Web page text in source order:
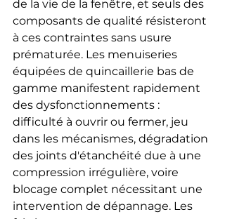
de la vie de la fenêtre, et seuls des
composants de qualité résisteront
à ces contraintes sans usure
prématurée. Les menuiseries
équipées de quincaillerie bas de
gamme manifestent rapidement
des dysfonctionnements :
difficulté à ouvrir ou fermer, jeu
dans les mécanismes, dégradation
des joints d'étanchéité due à une
compression irrégulière, voire
blocage complet nécessitant une
intervention de dépannage. Les